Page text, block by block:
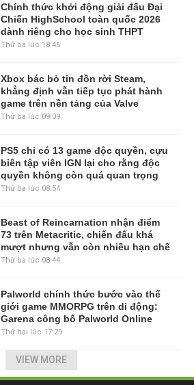
Chính thức khởi động giải đấu Đại
Chiến HighSchool toàn quốc 2026
dành riêng cho học sinh THPT
Thứ ba lúc 18:46
Xbox bác bỏ tin đồn rời Steam,
khẳng định vẫn tiếp tục phát hành
game trên nền tảng của Valve
Thứ ba lúc 09:09
PS5 chỉ có 13 game độc quyền, cựu
biên tập viên IGN lại cho rằng độc
quyền không còn quá quan trọng
Thứ ba lúc 08:54
Beast of Reincarnation nhận điểm
73 trên Metacritic, chiến đấu khá
mượt nhưng vẫn còn nhiều hạn chế
Thứ ba lúc 08:44
Palworld chính thức bước vào thế
giới game MMORPG trên di động:
Garena công bố Palworld Online
Thứ hai lúc 17:29
VIEW MORE